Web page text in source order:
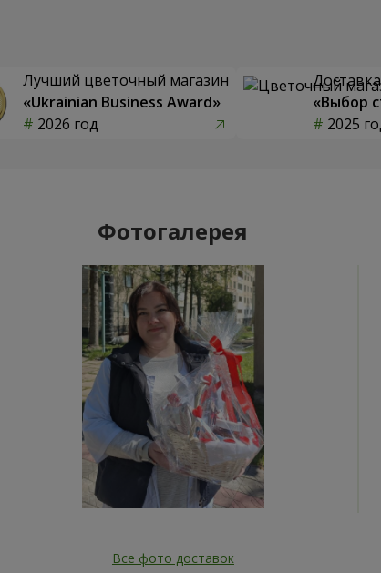
Лучший цветочный магазин
«Ukrainian Business Award»
2026 год
«Выбор
2025
Фотогалерея
Все фото доставок